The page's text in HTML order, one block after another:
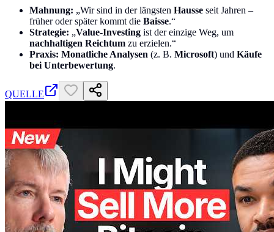
Mahnung: „Wir sind in der längsten Hausse seit Jahren –
früher oder später kommt die Baisse.“
Strategie: „Value-Investing ist der einzige Weg, um
nachhaltigen Reichtum zu erzielen.“
Praxis: Monatliche Analysen (z. B. Microsoft) und Käufe
bei Unterbewertung.
QUELLE